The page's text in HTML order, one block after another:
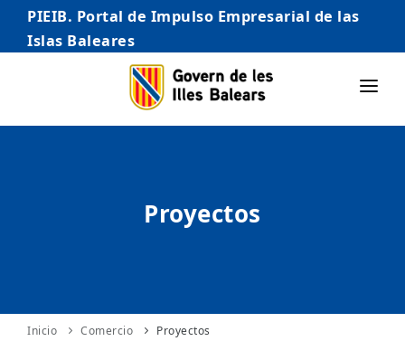
PIEIB. Portal de Impulso Empresarial de las
Islas Baleares
INICIO
AUTÓNOMO/AUTÓNOMA
INTERNACIONALIZACIÓN
Proyectos
Inicio Comercio Proyectos